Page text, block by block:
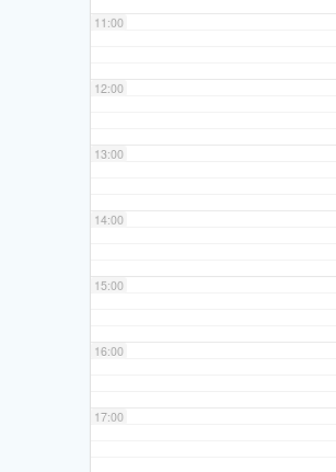
11:00
12:00
13:00
14:00
15:00
16:00
17:00